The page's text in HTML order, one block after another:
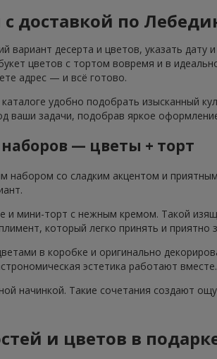
доставкой по
десерта и цветов, указать дату
цветов с тортом вовремя и в
адрес — и всё готово.
удобно подобрать изысканный
задачи, подобрав яркое
— цветы + торт
набором со сладким акцентом и
мини-торт с нежным кремом. Такой
который легко принять и приятно
в коробке и оригинально
эстетика работают вместе.
начинкой. Такие сочетания создают
и цветов в